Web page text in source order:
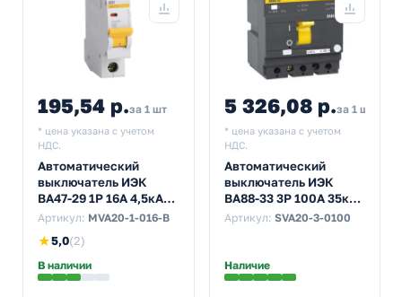
195,54 р.за 1 шт
* цена указана с учетом
НДС.
Автоматический
выключатель ИЭК
ВА47-29 1Р 16А 4,5кА
характеристика В
электрический)
Артикул: MVA20-1-016-B
★5,0(2)
В наличии
5 326,08 р.за 1 шт
* цена указана с учетом
НДС.
Автоматический
выключатель ИЭК
ВА88-33 3Р 100А 35кА
(автомат
Артикул: SVA20-3-0100
Наличие